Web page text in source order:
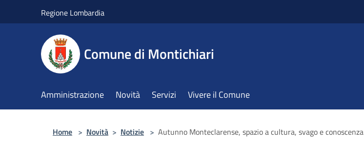
Regione Lombardia
Comune di Montichiari
Amministrazione Novità Servizi Vivere il Comune
Home > Novità > Notizie > Autunno Monteclarense, spazio a cultura, svago e conoscenza